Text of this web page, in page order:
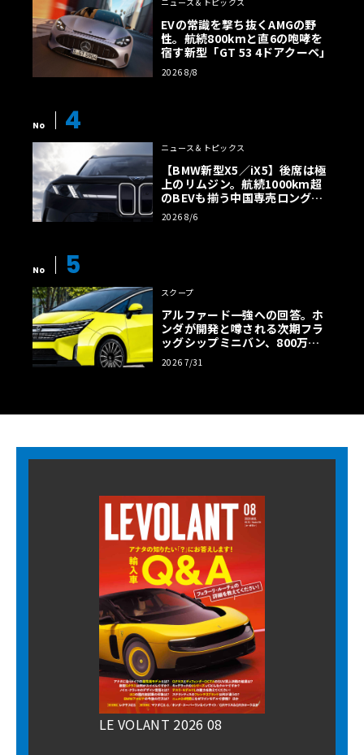
EVの常識を撃ち抜くAMGの野
性。航続800kmと直6の咆哮を
宿す新型「GT 53 4ドアクーペ」
2026 8/8
No 4
ニュース＆トピックス
【BMW新型X5／iX5】後席は極
上のリムジン。航続1000km超
のBEVも揃う中国専売ロング仕
様の全貌
2026 8/6
No 5
スクープ
アルファード一強への回答。ホ
ンダが開発と噂される次期フラ
ッグシップミニバン、800万円
超の勝算【予想CG】
2026 7/31
LE VOLANT 2026 08